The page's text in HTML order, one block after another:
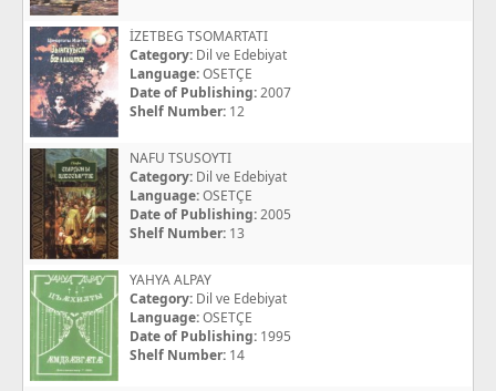
İZETBEG TSOMARTATI
Category: Dil ve Edebiyat
Language:OSETÇE
Date of Publishing:2007
Shelf Number: 12
NAFU TSUSOYTI
Category: Dil ve Edebiyat
Language:OSETÇE
Date of Publishing:2005
Shelf Number: 13
YAHYA ALPAY
Category: Dil ve Edebiyat
Language:OSETÇE
Date of Publishing: 1995
Shelf Number: 14